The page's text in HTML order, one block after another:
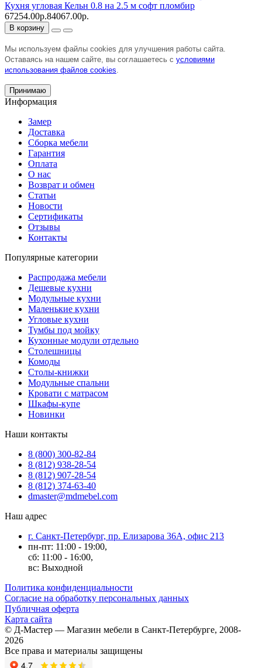
Кухня угловая Кельн 0.8 на 2.5 м софт пломбир
67254.00р.84067.00р.
В корзину
Мы используем файлы cookies для улучшения работы сайта.
Оставаясь на нашем сайте, вы соглашаетесь с условиями
использования файлов cookies.
Принимаю
Информация
Замер
Доставка
Сборка мебели
Гарантия
Оплата
О нас
Возврат и обмен
Статьи
Новости
Сертификаты
Отзывы
Контакты
Популярные категории
Распродажа мебели
Дешевые кухни
Модульные кухни
Маленькие кухни
Угловые кухни
Тумбы под мойку
Кухонные модули отдельно
Столешницы
Комоды
Столы-книжки
Модульные спальни
Кровати с матрасом
Шкафы-купе
Новинки
Наши контакты
8 (800) 300-82-84
8 (812) 938-28-54
8 (812) 907-28-54
8 (812) 374-63-40
dmaster@mdmebel.com
Наш адрес
г. Санкт-Петербург, пр. Елизарова 36А, офис 213
пн-пт: 11:00 - 19:00,
сб: 11:00 - 16:00,
вс: Выходной
Политика конфиденциальности
Согласие на обработку персональных данных
Публичная оферта
Карта сайта
© Д-Мастер — Магазин мебели в Санкт-Петербурге, 2008-
2026
Все права и материалы защищены